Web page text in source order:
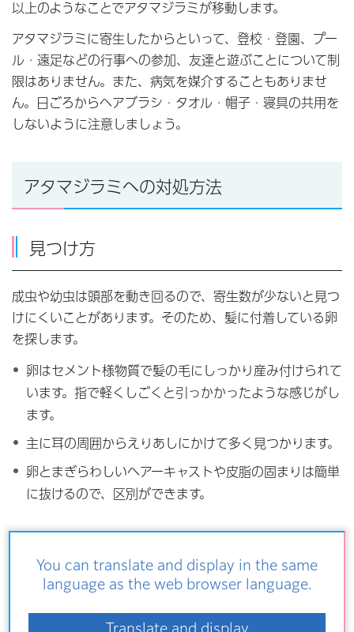
You can translate and display in the same
language as the web browser language.
Translate and display
以上のようなことでアタマジラミが移動します。
アタマジラミに寄生したからといって、登校・登園、プー
ル・遠足などの行事への参加、友達と遊ぶことについて制
限はありません。また、病気を媒介することもありませ
ん。日ごろからヘアブラシ・タオル・帽子・寝具の共用を
しないように注意しましょう。
アタマジラミへの対処方法
見つけ方
成虫や幼虫は頭部を動き回るので、寄生数が少ないと見つ
けにくいことがあります。そのため、髪に付着している卵
を探します。
卵はセメント様物質で髪の毛にしっかり産み付けられて
います。指で軽くしごくと引っかかったような感じがし
ます。
主に耳の周囲からえりあしにかけて多く見つかります。
卵とまぎらわしいヘアーキャストや皮脂の固まりは簡単
に抜けるので、区別ができます。
ください。
駆除方法